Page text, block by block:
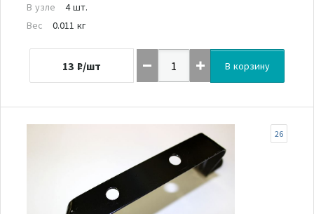
В узле
4 шт.
Вес
0.011 кг
13 ₽/шт В корзину
26